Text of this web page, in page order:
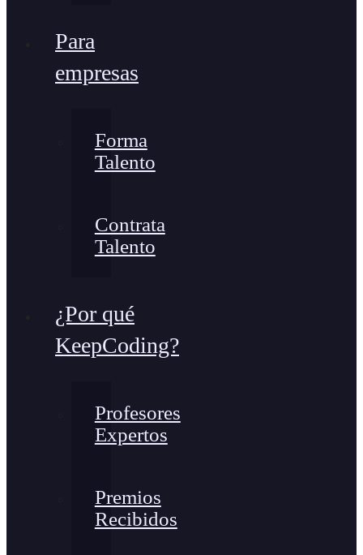
Para
empresas
Forma
Talento
Contrata
Talento
¿Por qué
KeepCoding?
Profesores
Expertos
Premios
Recibidos